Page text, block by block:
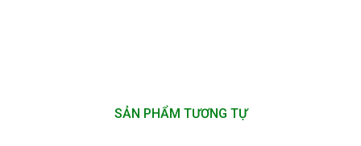
SẢN PHẨM TƯƠNG TỰ